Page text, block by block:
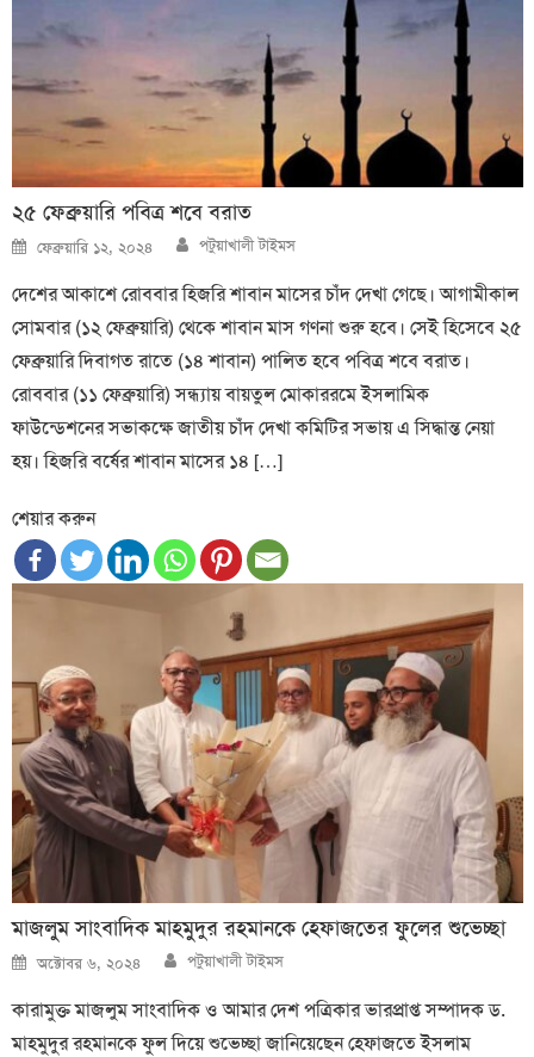
২৫ ফেব্রুয়ারি পবিত্র শবে বরাত
Posted
on
ফেব্রুয়ারি ১২, ২০২৪ Author
পটুয়াখালী টাইমস
দেশের আকাশে রোববার হিজরি শাবান মাসের চাঁদ দেখা গেছে। আগামীকাল
সোমবার (১২ ফেব্রুয়ারি) থেকে শাবান মাস গণনা শুরু হবে। সেই হিসেবে ২৫
ফেব্রুয়ারি দিবাগত রাতে (১৪ শাবান) পালিত হবে পবিত্র শবে বরাত।
রোববার (১১ ফেব্রুয়ারি) সন্ধ্যায় বায়তুল মোকাররমে ইসলামিক
ফাউন্ডেশনের সভাকক্ষে জাতীয় চাঁদ দেখা কমিটির সভায় এ সিদ্ধান্ত নেয়া
হয়। হিজরি বর্ষের শাবান মাসের ১৪ […]
শেয়ার করুন
মাজলুম সাংবাদিক মাহমুদুর রহমানকে হেফাজতের ফুলের শুভেচ্ছা
Posted
on
অক্টোবর ৬, ২০২৪ Author
পটুয়াখালী টাইমস
কারামুক্ত মাজলুম সাংবাদিক ও আমার দেশ পত্রিকার ভারপ্রাপ্ত সম্পাদক ড.
মাহমুদুর রহমানকে ফুল দিয়ে শুভেচ্ছা জানিয়েছেন হেফাজতে ইসলাম